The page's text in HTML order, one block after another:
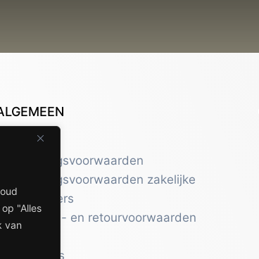
"Alles
van
Contact
Leveringsvoorwaarden
Leveringsvoorwaarden zakelijke
gebruikers
Verzend- en retourvoorwaarden
Over ons